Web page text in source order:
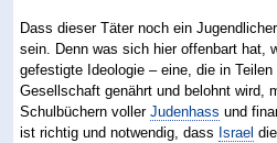
Dass dieser Täter noch ein
sein. Denn was sich hier offenbart hat,
gefestigte Ideologie – eine, die in
Gesellschaft genährt und belohnt wird,
Schulbüchern vollerJudenhass und
ist richtig und notwendig, dass Israel